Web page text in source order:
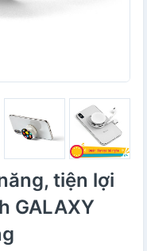
tiện lợi
GALAXY